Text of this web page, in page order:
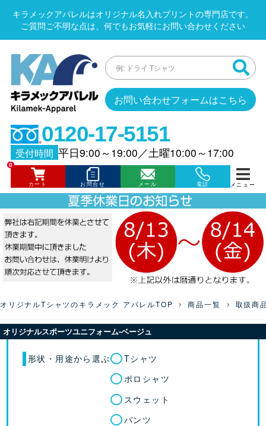
キラメックアパレルはオリジナル名入れプリントの専門店です。
ご質問ご不明な点は、何でもお気軽にお問い合わせください
お問い合わせフォームはこちら
0120-17-5151
受付時間 平日9:00～19:00／土曜10:00～17:00
カート
0
お問合せ メール 電話 メニュー
オリジナルTシャツのキラメック アパレルTOP 商品一覧 取扱商
オリジナルスポーツユニフォーム-ベージュ
形状・用途から選ぶ
Tシャツ
ポロシャツ
スウェット
パンツ